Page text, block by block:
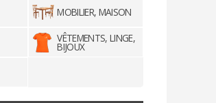
MOBILIER, MAISON
VÊTEMENTS, LINGE,
BIJOUX